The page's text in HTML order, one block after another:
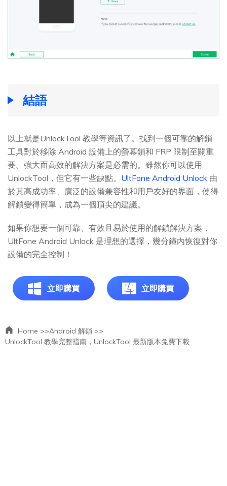
結語
以上就是UnlockTool 教學等資訊了。找到一個可靠的解鎖
工具對於移除 Android 設備上的螢幕鎖和 FRP 限制至關重
要。強大而高效的解決方案是必需的。雖然你可以使用
UnlockTool，但它有一些缺點。 UltFone Android Unlock 由
於其高成功率、廣泛的設備兼容性和用戶友好的界面，使得
解鎖變得簡單，成為一個頂尖的建議。
如果你想要一個可靠、有效且易於使用的解鎖解決方案，
UltFone Android Unlock 是理想的選擇，幾分鐘內恢復對你
設備的完全控制！
立即購買 立即購買
Home >>Android 解鎖 >>
UnlockTool 教學完整指南，UnlockTool 最新版本免費下載